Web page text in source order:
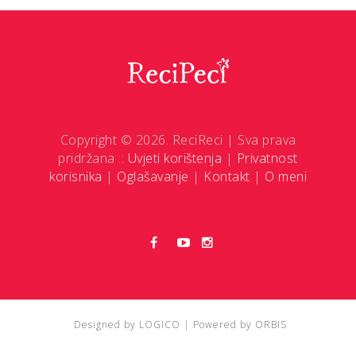
Copyright © 2026. ReciReci | Sva prava
pridržana :: Uvjeti korištenja | Privatnost
korisnika | Oglašavanje | Kontakt | O meni
Designed by LOGICO | Powered by ORBIS